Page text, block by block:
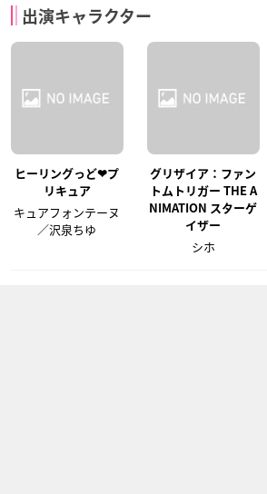
出演キャラクター
ヒーリングっど❤プ
リキュア
キュアフォンテーヌ
／沢泉ちゆ
グリザイア：ファン
トムトリガー THE A
NIMATION スターゲ
イザー
シホ